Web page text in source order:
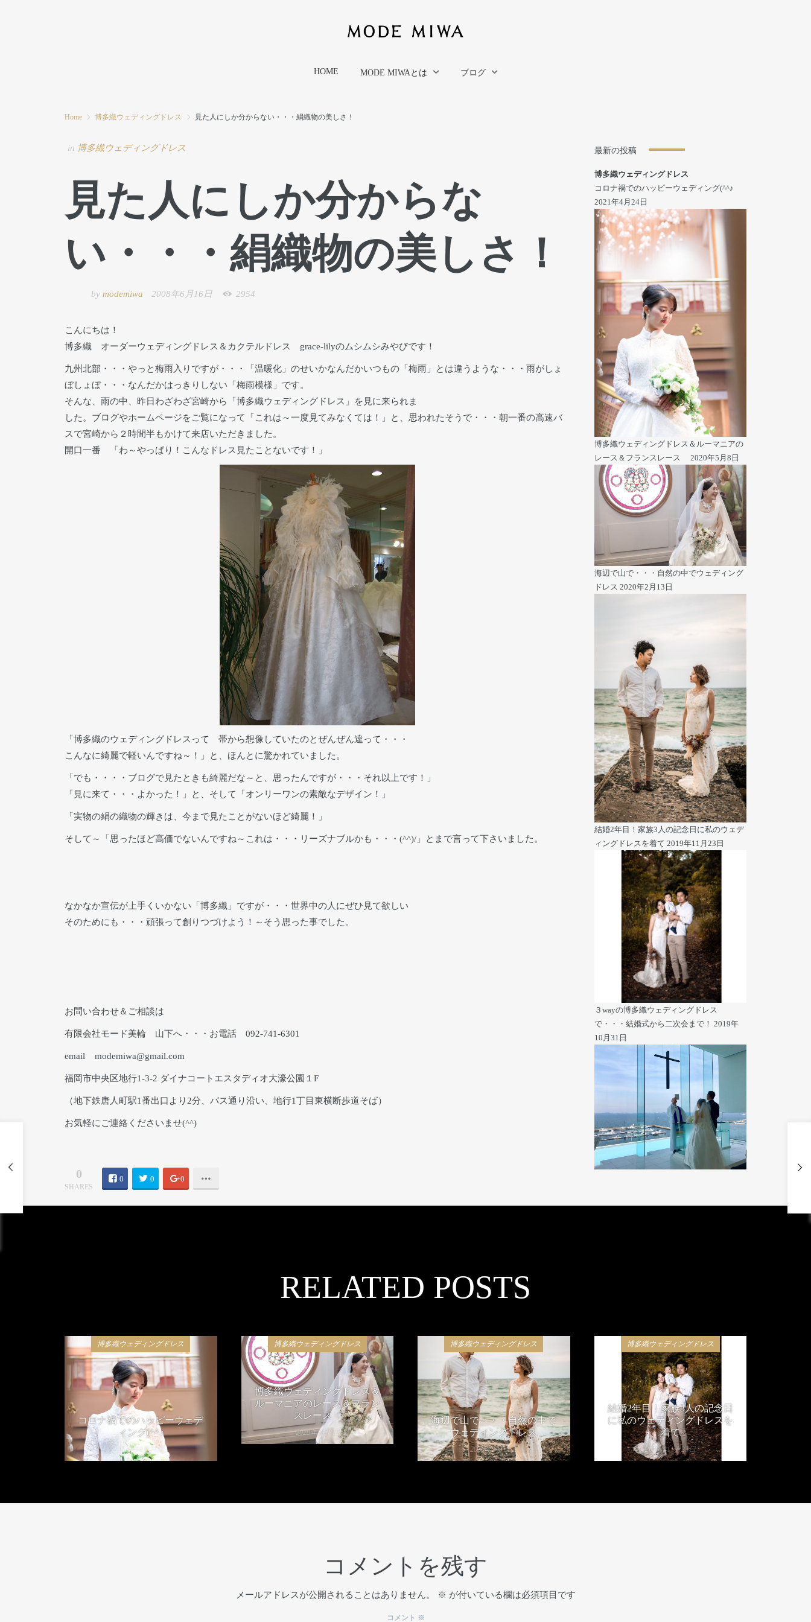
HOME MODE MIWAとは ブログ
Home 博多織ウェディングドレス 見た人にしか分からない・・・絹織物の美しさ！
in 博多織ウェディングドレス
見た人にしか分からな
い・・・絹織物の美しさ！
by modemiwa 2008年6月16日 2954
こんにちは！
博多織 オーダーウェディングドレス＆カクテルドレス grace-lilyのムシムシみやびです！
九州北部・・・やっと梅雨入りですが・・・「温暖化」のせいかなんだかいつもの「梅雨」とは違うような・・・雨がしょ
ぼしょぼ・・・なんだかはっきりしない「梅雨模様」です。
そんな、雨の中、昨日わざわざ宮崎から「博多織ウェディングドレス」を見に来られま
した。ブログやホームページをご覧になって「これは～一度見てみなくては！」と、思われたそうで・・・朝一番の高速バ
スで宮崎から２時間半もかけて来店いただきました。
開口一番 「わ～やっぱり！こんなドレス見たことないです！」
「博多織のウェディングドレスって 帯から想像していたのとぜんぜん違って・・・
こんなに綺麗で軽いんですね～！」と、ほんとに驚かれていました。
「でも・・・・ブログで見たときも綺麗だな～と、思ったんですが・・・それ以上です！」
「見に来て・・・よかった！」と、そして「オンリーワンの素敵なデザイン！」
「実物の絹の織物の輝きは、今まで見たことがないほど綺麗！」
そして～「思ったほど高価でないんですね～これは・・・リーズナブルかも・・・(^^)/」とまで言って下さいました。
なかなか宣伝が上手くいかない「博多織」ですが・・・世界中の人にぜひ見て欲しい
そのためにも・・・頑張って創りつづけよう！～そう思った事でした。
お問い合わせ＆ご相談は
有限会社モード美輪 山下へ・・・お電話 092-741-6301
email modemiwa@gmail.com
福岡市中央区地行1-3-2 ダイナコートエスタディオ大濠公園１F
（地下鉄唐人町駅1番出口より2分、バス通り沿い、地行1丁目東横断歩道そば）
お気軽にご連絡くださいませ(^^)
0
SHARES
0 0 0
最新の投稿
博多織ウェディングドレス
コロナ禍でのハッピーウェディング(^^♪
2021年4月24日
博多織ウェディングドレス＆ルーマニアの
レース＆フランスレース
2020年5月8日
海辺で山で・・・自然の中でウェディング
ドレス 2020年2月13日
結婚2年目！家族3人の記念日に私のウェデ
ィングドレスを着て 2019年11月23日
３wayの博多織ウェディングドレス
で・・・結婚式から二次会まで！ 2019年
10月31日
RELATED POSTS
博多織ウェディングドレス
コロナ禍でのハッピーウェデ
ィング(^^♪
2021年4月24日
博多織ウェディングドレス
博多織ウェディングドレス＆
ルーマニアのレース＆フラン
スレース
2020年5月8日
博多織ウェディングドレス
海辺で山で・・・自然の中で
ウェディングドレス
2020年2月13日
博多織ウェディングドレス
結婚2年目！家族3人の記念日
に私のウェディングドレスを
着て
2019年11月23日
コメントを残す
メールアドレスが公開されることはありません。 ※ が付いている欄は必須項目です
コメント ※